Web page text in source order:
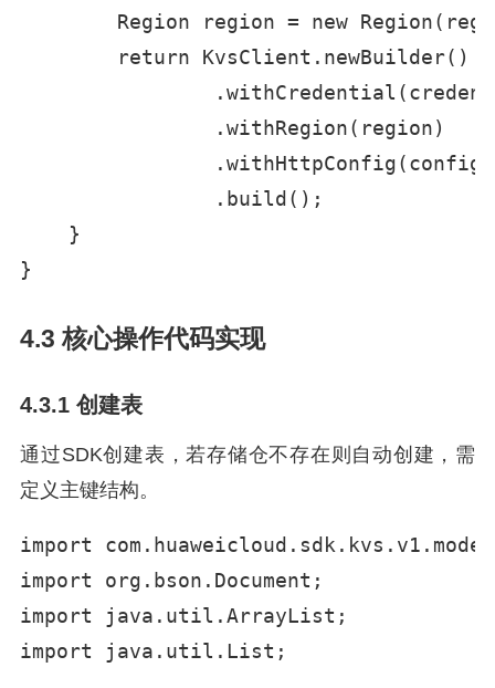
Region region = new
        return KvsClient.newBuilder()
                .withRegion(region)
                .withHttpConfig(config)
                .build();
    }
}
4.3 核心操作代码实现
4.3.1 创建表
通过SDK创建表，若存储仓不存在则自动创建，需
定义主键结构。
import
import org.bson.Document;
import java.util.ArrayList;
import java.util.List;